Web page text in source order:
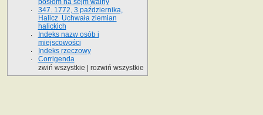
posłom na sejm walny
347. 1772, 3 października,
Halicz. Uchwała ziemian
halickich
Indeks nazw osób i
miejscowości
Indeks rzeczowy
Corrigenda
zwiń wszystkie
rozwiń wszystkie